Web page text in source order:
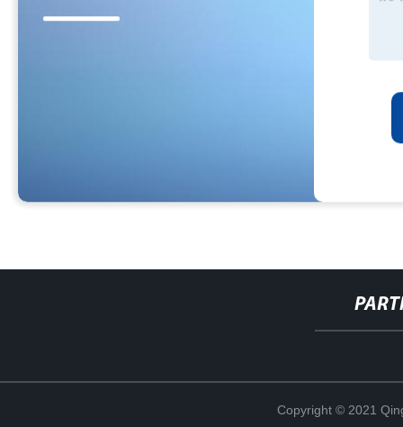
Copyright © 2021